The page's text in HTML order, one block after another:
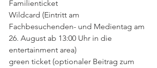
Familienticket
Wildcard (Eintritt am
Fachbesuchenden- und Medientag am
26. August ab 13:00 Uhr in die
entertainment area)
green ticket (optionaler Beitrag zum